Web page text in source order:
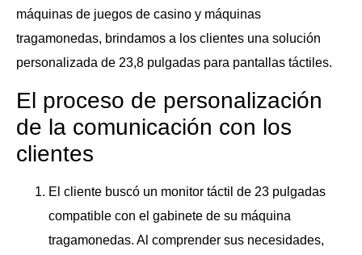
máquinas de juegos de casino y máquinas
tragamonedas, brindamos a los clientes una solución
personalizada de 23,8 pulgadas para pantallas táctiles.
El proceso de personalización
de la comunicación con los
clientes
El cliente buscó un monitor táctil de 23 pulgadas
compatible con el gabinete de su máquina
tragamonedas. Al comprender sus necesidades,